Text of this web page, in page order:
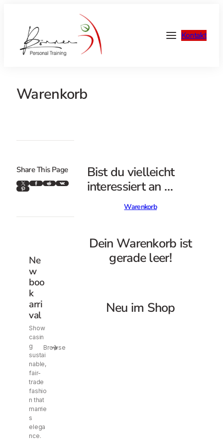
Kontakt
Warenkorb
Bist du vielleicht
interessiert an …
Warenkorb
Dein Warenkorb ist
gerade leer!
Neu im Shop
Share This Page
X Facebook Reddit VK
Pinterest
Ne
w
boo
k
arri
val
Show
casin
g
sustai
nable,
fair-
trade
fashio
n that
marrie
s
elega
nce.
Browse